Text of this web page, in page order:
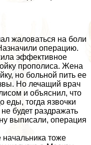
жаловаться на боли
операцию.
эффективное
прополиса. Жена
но больной пить ее
Но лечащий врач
и объяснил, что
еды, тогда язвочки
будет раздражать
выписали, операция
начальника тоже